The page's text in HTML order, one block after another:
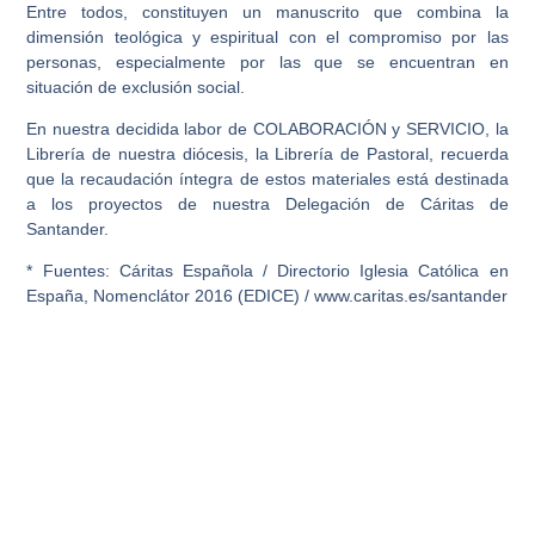
Entre todos, constituyen un manuscrito que combina la
dimensión teológica y espiritual con el compromiso por las
personas, especialmente por las que se encuentran en
situación de exclusión social.
En nuestra decidida labor de COLABORACIÓN y SERVICIO, la
Librería de nuestra diócesis, la Librería de Pastoral, recuerda
que la recaudación íntegra de estos materiales está destinada
a los proyectos de nuestra Delegación de Cáritas de
Santander.
* Fuentes: Cáritas Española / Directorio Iglesia Católica en
España, Nomenclátor 2016 (EDICE) / www.caritas.es/santander